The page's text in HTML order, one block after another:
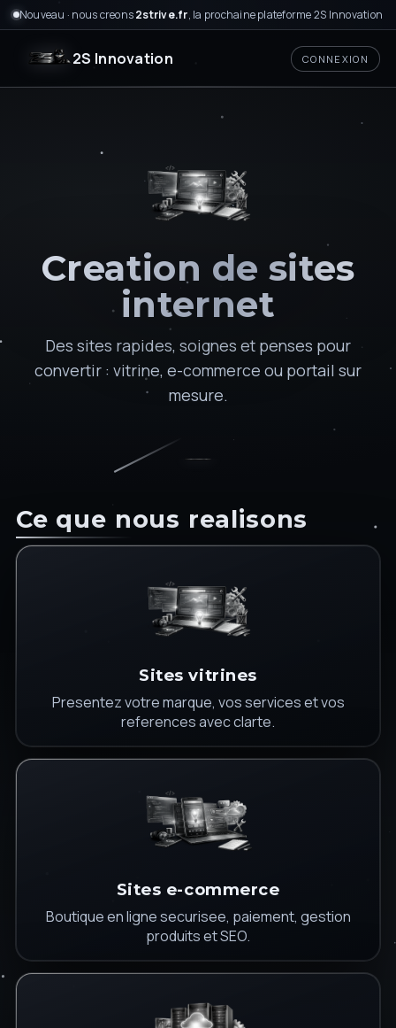
Nouveau · nous creons2strive.fr, la prochaine plateforme 2S Innovation
2S Innovation CONNEXION
Creation de sites
internet
Des sites rapides, soignes et penses pour
convertir : vitrine, e-commerce ou portail sur
mesure.
Ce que nous realisons
Sites vitrines
Presentez votre marque, vos services et vos
references avec clarte.
Sites e-commerce
Boutique en ligne securisee, paiement, gestion
produits et SEO.